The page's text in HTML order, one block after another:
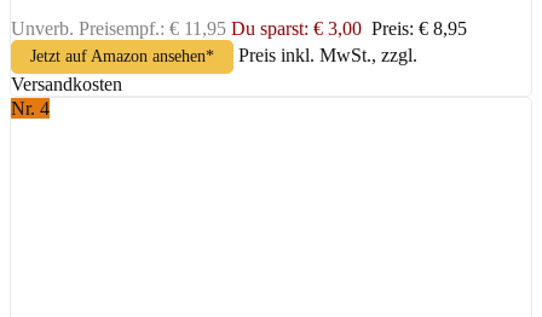
Unverb. Preisempf.: € 11,95 Du sparst: € 3,00 Preis: € 8,95
Jetzt auf Amazon ansehen*
Preis inkl. MwSt., zzgl.
Versandkosten
Nr. 4